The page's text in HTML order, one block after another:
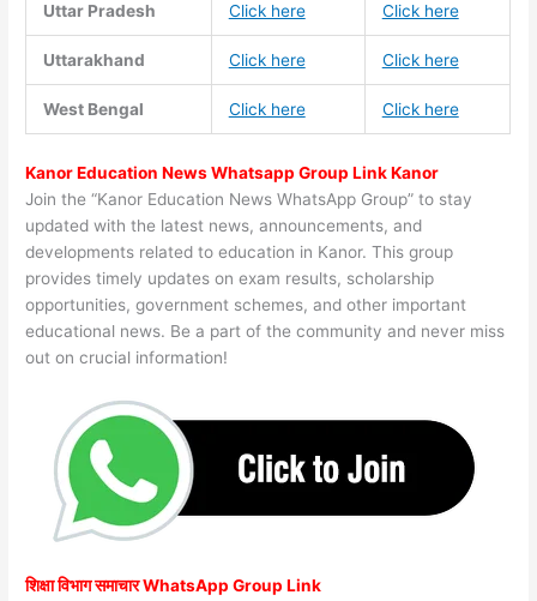
Uttar Pradesh Click here Click here
Uttarakhand Click here Click here
West Bengal Click here Click here
Kanor Education News Whatsapp Group Link Kanor
Join the “Kanor Education News WhatsApp Group” to stay
updated with the latest news, announcements, and
developments related to education in Kanor. This group
provides timely updates on exam results, scholarship
opportunities, government schemes, and other important
educational news. Be a part of the community and never miss
out on crucial information!
शिक्षा विभाग समाचार WhatsApp Group Link